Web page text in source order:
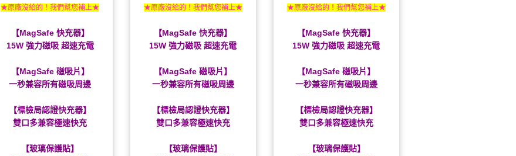
★原廠沒給的！我們幫您補上★
【MagSafe 快充器】
15W 強力磁吸 超速充電
【MagSafe 磁吸片】
一秒兼容所有磁吸周邊
【標檢局認證快充器】
雙口多兼容極速快充
【玻璃保護貼】
★原廠沒給的！我們幫您補上★
【MagSafe 快充器】
15W 強力磁吸 超速充電
【MagSafe 磁吸片】
一秒兼容所有磁吸周邊
【標檢局認證快充器】
雙口多兼容極速快充
【玻璃保護貼】
★原廠沒給的！我們幫您補上★
【MagSafe 快充器】
15W 強力磁吸 超速充電
【MagSafe 磁吸片】
一秒兼容所有磁吸周邊
【標檢局認證快充器】
雙口多兼容極速快充
【玻璃保護貼】